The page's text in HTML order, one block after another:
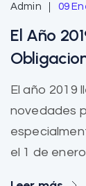
Admin 09
El Año
El año 2019
novedades
el 1 de